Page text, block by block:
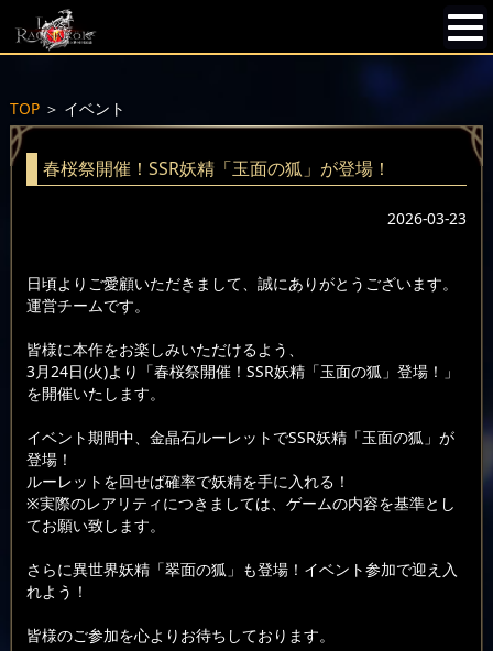
TOP＞ イベント
春桜祭開催！SSR妖精「玉面の狐」が登場！
2026-03-23
日頃よりご愛顧いただきまして、誠にありがとうございます。
運営チームです。
皆様に本作をお楽しみいただけるよう、
3月24日(火)より「春桜祭開催！SSR妖精「玉面の狐」登場！」
を開催いたします。
イベント期間中、金晶石ルーレットでSSR妖精「玉面の狐」が
登場！
ルーレットを回せば確率で妖精を手に入れる！
※実際のレアリティにつきましては、ゲームの内容を基準とし
てお願い致します。
さらに異世界妖精「翠面の狐」も登場！イベント参加で迎え入
れよう！
皆様のご参加を心よりお待ちしております。